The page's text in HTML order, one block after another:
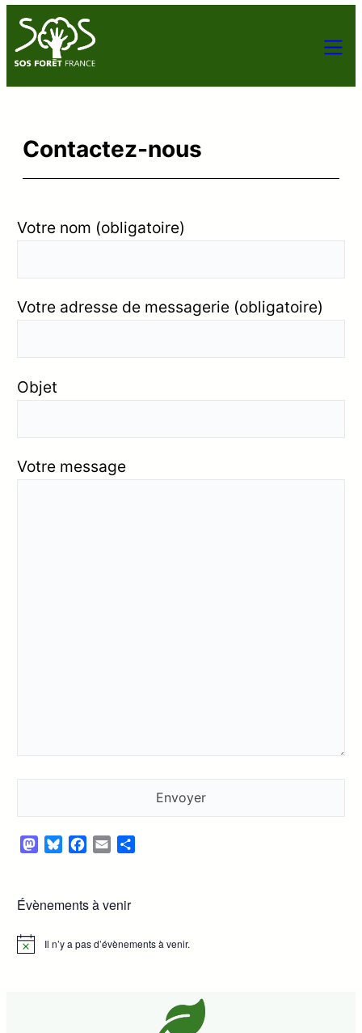
Contactez-nous
Votre nom (obligatoire)
Votre adresse de messagerie (obligatoire)
Objet
Votre message
Mastodon
BlueskyFacebook
Email
Évènements à venir
Notice Il n’y a pas d’évènements à venir.